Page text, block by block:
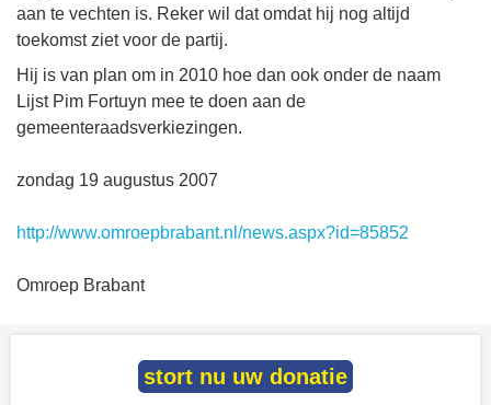
aan te vechten is. Reker wil dat omdat hij nog altijd
toekomst ziet voor de partij.
Hij is van plan om in 2010 hoe dan ook onder de naam
Lijst Pim Fortuyn mee te doen aan de
gemeenteraadsverkiezingen.
zondag 19 augustus 2007
http://www.omroepbrabant.nl/news.aspx?id=85852
Omroep Brabant
stort nu uw donatie